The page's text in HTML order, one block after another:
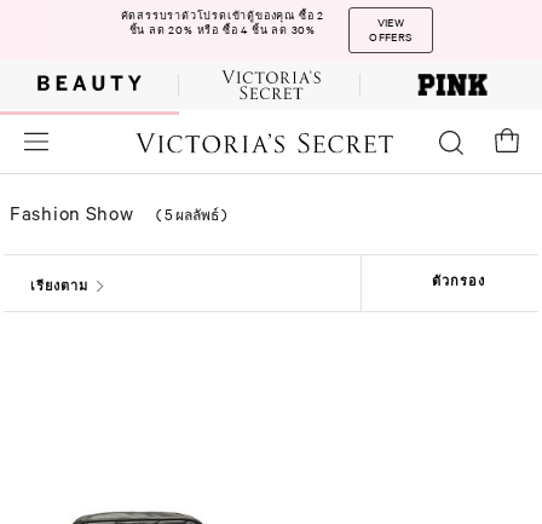
คัดสรรบราตัวโปรดเข้าตู้ของคุณ ซื้อ 2
ชิ้น ลด 20% หรือ ซื้อ 4 ชิ้น ลด 30%
VIEW
OFFERS
Fashion Show ( 5 ผลลัพธ์)
เรียงตาม ตัวกรอง